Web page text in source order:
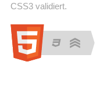
CSS3 validiert.